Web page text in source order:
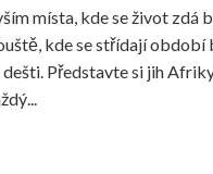
místa, kde se život zdá
kde se střídají období
Představte si jih